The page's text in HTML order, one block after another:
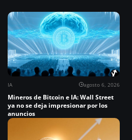
IA agosto 6, 2026
Mineros de Bitcoin e IA: Wall Street
ya no se deja impresionar por los
anuncios